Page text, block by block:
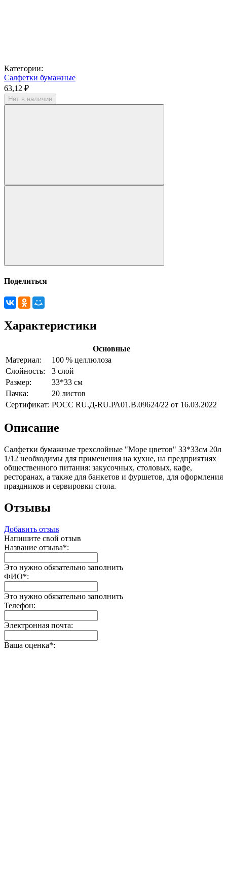
Категории:
Салфетки бумажные
63,12 ₽
Нет в наличии
Поделиться
Характеристики
Основные
Материал:
100 % целлюлоза
Слойность:
3 слой
Размер:
33*33 см
Пачка:
20 листов
Сертификат: РОСС RU.Д-RU.РА01.В.09624/22 от 16.03.2022
Описание
Салфетки бумажные трехслойные "Море цветов" 33*33см 20л
1/12 необходимы для применения на кухне, на предприятиях
общественного питания: закусочных, столовых, кафе,
ресторанах, а также для банкетов и фуршетов, для оформления
праздников и сервировки стола.
Отзывы
Добавить отзыв
Напишите свой отзыв
Название отзыва*:
Это нужно обязательно заполнить
ФИО*:
Это нужно обязательно заполнить
Телефон:
Электронная почта:
Ваша оценка*: